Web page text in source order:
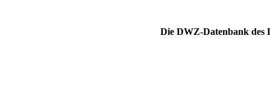
Die DWZ-Datenbank des